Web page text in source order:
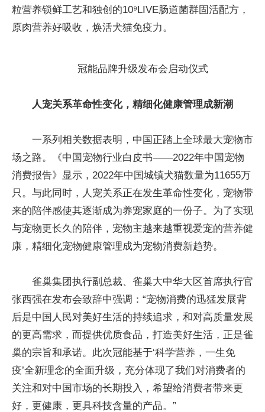
粒营养锁鲜工艺和独创的10⁹LIVE肠道菌群固活配方，
原肉营养好吸收，焕活犬猫免疫力。
冠能品牌升级发布会启动仪式
人宠关系革命性变化，精细化健康管理成新潮
一系列相关数据表明，中国正踏上全球最大宠物市
场之路。《中国宠物行业白皮书——2022年中国宠物
消费报告》显示，2022年中国城镇犬猫数量为11655万
只。与此同时，人宠关系正在发生革命性变化，宠物带
来的陪伴感使其逐渐成为养宠家庭的一份子。为了实现
与宠物更长久的陪伴，宠物主越来越重视爱宠的营养健
康，精细化宠物健康管理成为宠物消费新趋势。
雀巢集团执行副总裁、雀巢大中华大区首席执行官
张西强在发布会致辞中强调：“宠物消费的迅猛发展背
后是中国人民对美好生活的持续追求，和对高质量发展
的更高需求，而提供优质食品，打造美好生活，正是雀
巢的宗旨和承诺。此次冠能基于‘科学营养，一生免
疫’全新理念的全面升级，充分体现了我们对消费者的
关注和对中国市场的长期投入，希望给消费者带来更
好，更健康，更具科技含量的产品。”